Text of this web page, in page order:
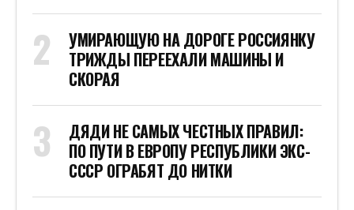
УМИРАЮЩУЮ НА ДОРОГЕ РОССИЯНКУ
ТРИЖДЫ ПЕРЕЕХАЛИ МАШИНЫ И
СКОРАЯ
ДЯДИ НЕ САМЫХ ЧЕСТНЫХ ПРАВИЛ:
ПО ПУТИ В ЕВРОПУ РЕСПУБЛИКИ ЭКС-
СССР ОГРАБЯТ ДО НИТКИ